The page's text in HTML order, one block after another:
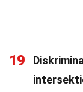
19